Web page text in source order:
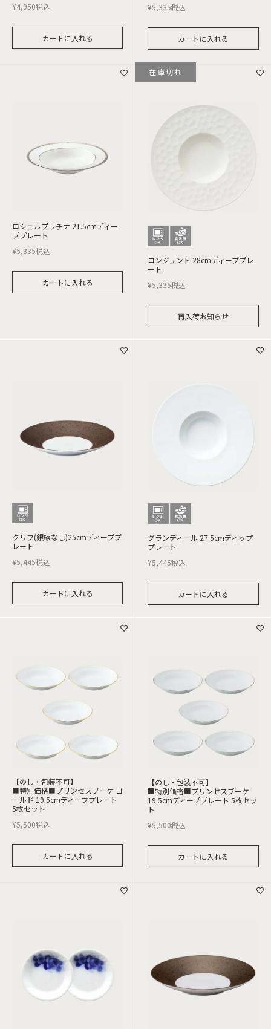
¥4,950税込
カートに入れる
¥5,335税込
カートに入れる
ロシェルプラチナ 21.5cmディー
ププレート
¥5,335税込
カートに入れる
コンジュント 28cmディーププレ
ート
¥5,335税込
再入荷お知らせ
在庫切れ
クリフ(銀線なし)25cmディーププ
レート
¥5,445税込
カートに入れる
グランディール 27.5cmディップ
プレート
¥5,445税込
カートに入れる
【のし・包装不可】
■特別価格■プリンセスブーケ ゴ
ールド 19.5cmディーププレート
5枚セット
¥5,500税込
カートに入れる
【のし・包装不可】
■特別価格■プリンセスブーケ
19.5cmディーププレート 5枚セッ
ト
¥5,500税込
カートに入れる